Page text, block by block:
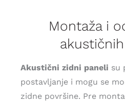
Montaža i
Akustični zidni paneli su
postavljanje i mogu se
zidne površine. Pre